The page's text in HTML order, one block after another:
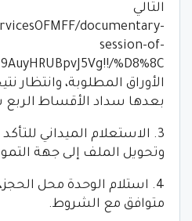
التالي
documentary-
session-of-
الأوراق المطلوبة، وانتظار
بعدها سداد الأقساط الربع
3. الاستعلام الميداني
وتحويل الملف إلى جهة
4. استلام الوحدة محل
متوافق مع الشروط.